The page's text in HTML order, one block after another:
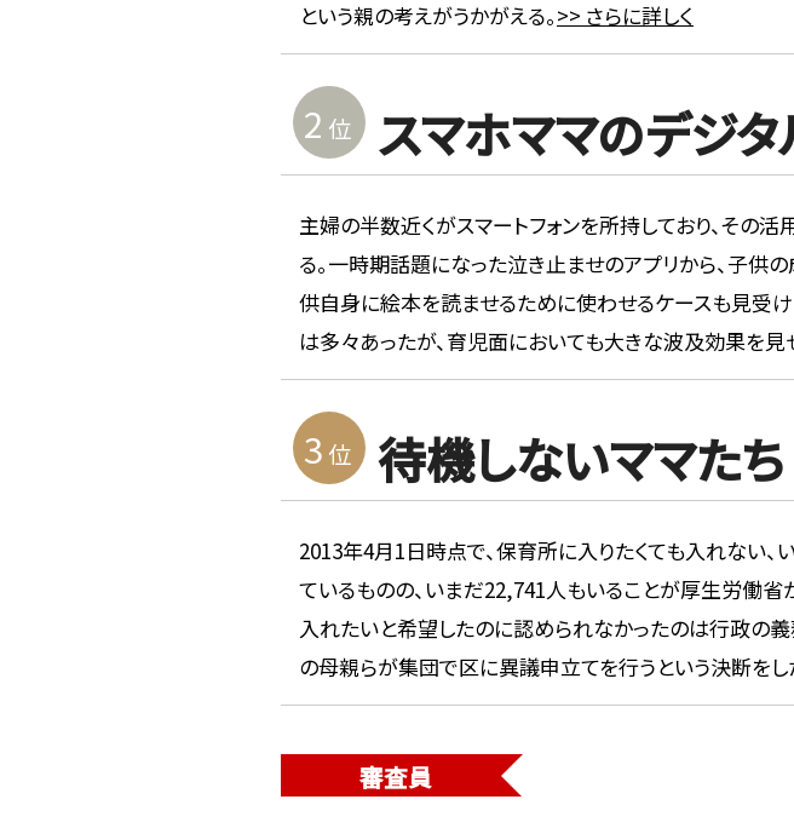
という親の考えがうかがえる。>> さらに詳しく
2 位 スマホママのデジ
主婦の半数近くがスマートフォンを所持しており、その
る。一時期話題になった泣き止ませのアプリから、子
供自身に絵本を読ませるために使わせるケースも見受
は多々あったが、育児面においても大きな波及効果を見
3 位 待機しないママたち
2013年4月1日時点で、保育所に入りたくても入れない
ているものの、いまだ22,741人もいることが厚生労働
入れたいと希望したのに認められなかったのは行政の
の母親らが集団で区に異議申立てを行うという決断をし
審査員